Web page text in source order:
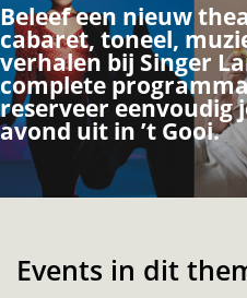
Beleef een nieuw
cabaret, toneel,
verhalen bij Singer
complete
reserveer eenvoudig
avond uit in ’t Gooi.
Events in dit